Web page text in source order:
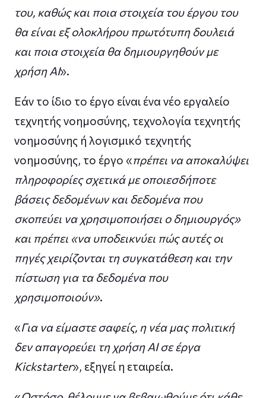
του, καθώς και ποια στοιχεία του έργου του
θα είναι εξ ολοκλήρου πρωτότυπη δουλειά
και ποια στοιχεία θα δημιουργηθούν με
χρήση AI».
Εάν το ίδιο το έργο είναι ένα νέο εργαλείο
τεχνητής νοημοσύνης, τεχνολογία τεχνητής
νοημοσύνης ή λογισμικό τεχνητής
νοημοσύνης, το έργο «πρέπει να αποκαλύψει
πληροφορίες σχετικά με οποιεσδήποτε
βάσεις δεδομένων και δεδομένα που
σκοπεύει να χρησιμοποιήσει ο δημιουργός»
και πρέπει «να υποδεικνύει πώς αυτές οι
πηγές χειρίζονται τη συγκατάθεση και την
πίστωση για τα δεδομένα που
χρησιμοποιούν».
«Για να είμαστε σαφείς, η νέα μας πολιτική
δεν απαγορεύει τη χρήση AI σε έργα
Kickstarter», εξηγεί η εταιρεία.